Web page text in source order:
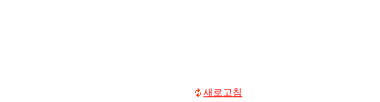
새로고침